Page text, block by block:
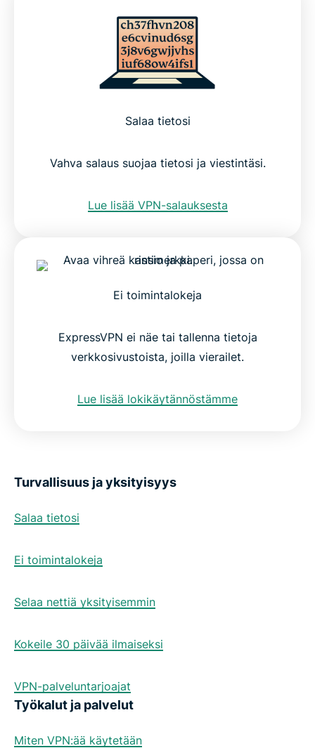
Salaa tietosi
Vahva salaus suojaa tietosi ja viestintäsi.
Lue lisää VPN-salauksesta
Ei toimintalokeja
ExpressVPN ei näe tai tallenna tietoja
verkkosivustoista, joilla vierailet.
Lue lisää lokikäytännöstämme
Turvallisuus ja yksityisyys
Salaa tietosi
Ei toimintalokeja
Selaa nettiä yksityisemmin
Kokeile 30 päivää ilmaiseksi
VPN-palveluntarjoajat
Työkalut ja palvelut
Miten VPN:ää käytetään